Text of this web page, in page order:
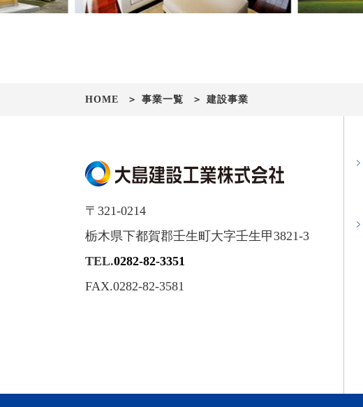
HOME 事業一覧 建設事業
〒321-0214
栃木県下都賀郡壬生町大字壬生甲3821-3
TEL.0282-82-3351
FAX.0282-82-3581